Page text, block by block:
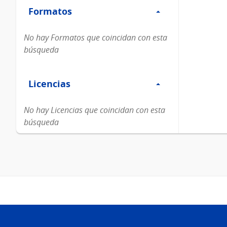
Formatos
Formatos
No hay Formatos que coincidan con esta
búsqueda
Licencias
Licencias
No hay Licencias que coincidan con esta
búsqueda